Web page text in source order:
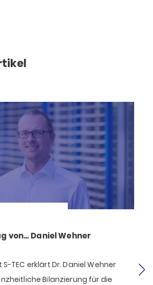
von… Daniel Wehner
TEC erklärt Dr. Daniel Wehner
Bilanzierung für die